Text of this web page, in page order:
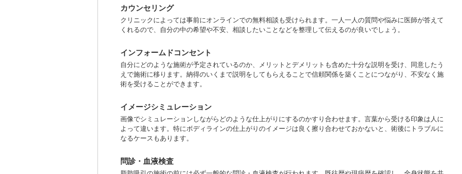
カウンセリング
クリニックによっては事前にオンラインでの無料相談も受けられます。一人一人の質問や悩みに医師が答えて
くれるので、自分の中の希望や不安、相談したいことなどを整理して伝えるのが良いでしょう。
インフォームドコンセント
自分にどのような施術が予定されているのか、メリットとデメリットも含めた十分な説明を受け、同意したう
えで施術に移ります。納得のいくまで説明をしてもらえることで信頼関係を築くことにつながり、不安なく施
術を受けることができます。
イメージシミュレーション
画像でシミュレーションしながらどのような仕上がりにするのかすり合わせます。言葉から受ける印象は人に
よって違います。特にボディラインの仕上がりのイメージは良く擦り合わせておかないと、術後にトラブルに
なるケースもあります。
問診・血液検査